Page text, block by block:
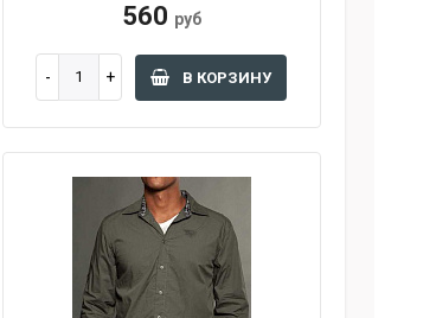
560 руб
В КОРЗИНУ